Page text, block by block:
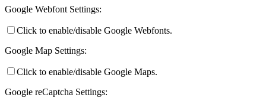
Google Webfont Settings:
Click to enable/disable Google Webfonts.
Google Map Settings:
Click to enable/disable Google Maps.
Google reCaptcha Settings: